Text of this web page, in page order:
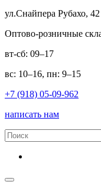
ул.Снайпера Рубахо, 42
Оптово-розничные
вт-сб: 09–17
вс: 10–16, пн: 9–15
+7 (918) 05-09-962
написать нам